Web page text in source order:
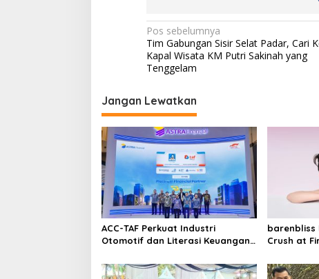
N
a
v
i
g
a
s
i
p
o
s
Pos sebelumnya
Tim Gabungan Sisir Selat Padar, Cari
Kapal Wisata KM Putri Sakinah yang
Tenggelam
Jangan Lewatkan
ACC-TAF Perkuat Industri
Otomotif dan Literasi Keuangan
barenbliss
Crush at
dengan